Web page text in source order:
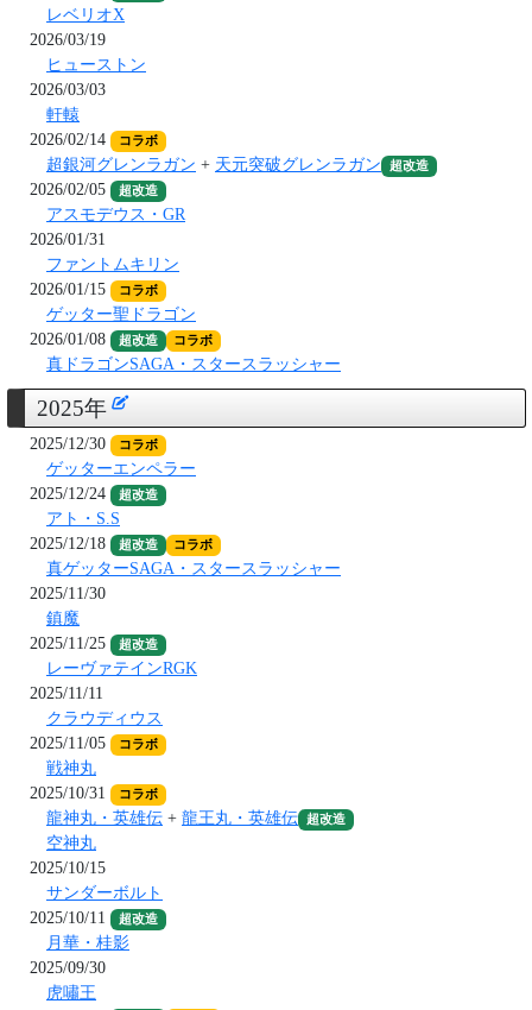
レベリオX
2026/03/19
ヒューストン
2026/03/03
軒轅
2026/02/14
コラボ
超銀河グレンラガン + 天元突破グレンラガン 超改造
2026/02/05 超改造
アスモデウス・GR
2026/01/31
ファントムキリン
2026/01/15
コラボ
ゲッター聖ドラゴン
2026/01/08
超改造 コラボ
真ドラゴンSAGA・スタースラッシャー
2025年
2025/12/30 コラボ
ゲッターエンペラー
2025/12/24
超改造
アト・S.S
2025/12/18
超改造 コラボ
真ゲッターSAGA・スタースラッシャー
2025/11/30
鎮魔
2025/11/25
超改造
レーヴァテインRGK
2025/11/11
クラウディウス
2025/11/05
コラボ
戦神丸
2025/10/31
コラボ
龍神丸・英雄伝 + 龍王丸・英雄伝 超改造
空神丸
2025/10/15
サンダーボルト
2025/10/11
超改造
月華・桂影
2025/09/30
虎嘯王